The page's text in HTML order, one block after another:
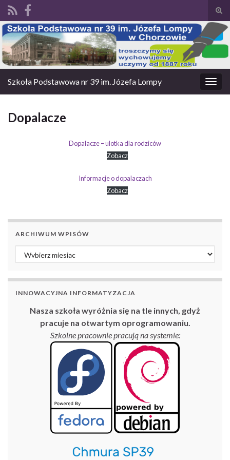
Search for:
Szkoła Podstawowa nr 39 im. Józefa Lompy
Dopalacze
Dopalacze – ulotka dla rodziców
Zobacz
Informacje o dopalaczach
Zobacz
ARCHIWUM WPISÓW
Archiwum wpisów
INNOWACYJNA INFORMATYZACJA
Nasza szkoła wyróżnia się na tle innych, gdyż
pracuje na otwartym oprogramowaniu.
Szkolne pracownie pracują na systemie: